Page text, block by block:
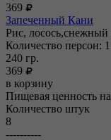
369
Запеченный Кани
Рис, лосось,снежный
Количество персон: 1
240 гр.
369
в корзину
Пищевая ценность
Количество штук
8
----------